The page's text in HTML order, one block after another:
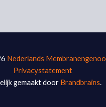
Nederlands
Privacystatement
gemaakt door Brandbrains.